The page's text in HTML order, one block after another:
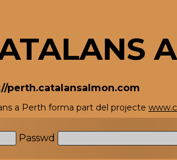
perth.catalansalmon.com
a Perth forma part del projecte
Passwd